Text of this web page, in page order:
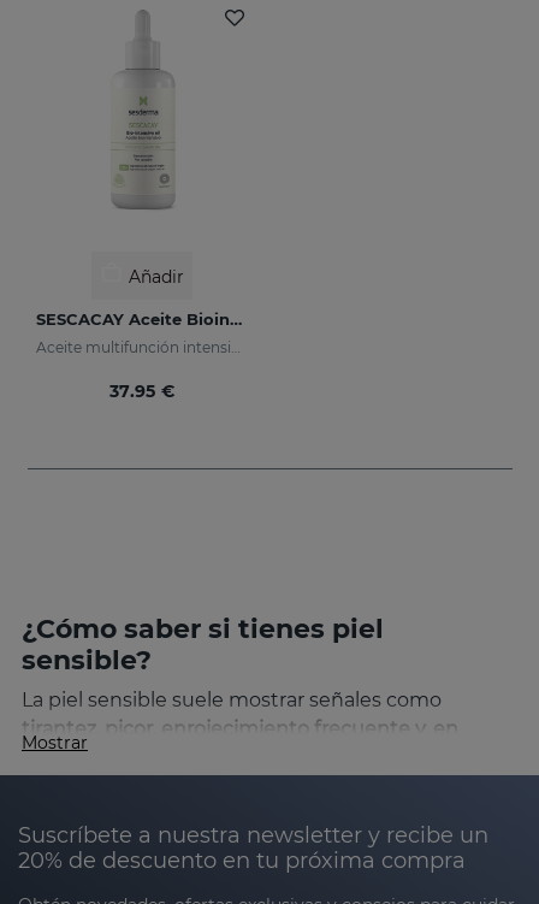
Añadir
SESCACAY Aceite Biointensivo
37.95 €
¿Cómo saber si tienes piel
sensible?
La piel sensible suele mostrar señales como
tirantez, picor, enrojecimiento frecuente y, en
algunos casos, descamación
extremas, como frío, calor o viento. Aunque la
sensibilidad cutánea puede variar de una persona a
Mostrar
Suscríbete a nuestra newsletter y recibe un
20% de descuento en tu próxima compra